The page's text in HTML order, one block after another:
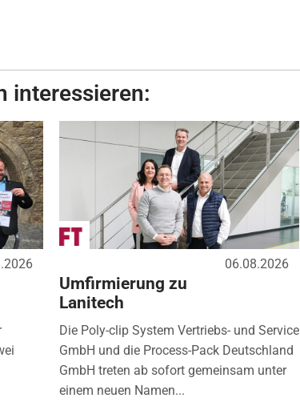
interessieren:
06.08.2026
Umfirmierung zu
Lanitech
Die Poly-clip System Vertriebs- und Service
GmbH und die Process-Pack Deutschland
GmbH treten ab sofort gemeinsam unter
einem neuen Namen...